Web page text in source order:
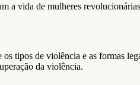
a vida de mulheres
tipos de violência e as formas
da violência.